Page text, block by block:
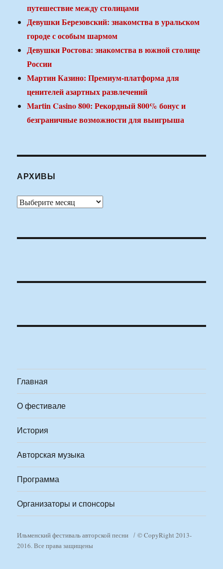
путешествие между столицами
Девушки Березовский: знакомства в уральском
городе с особым шармом
Девушки Ростова: знакомства в южной столице
России
Мартин Казино: Премиум-платформа для
ценителей азартных развлечений
Martin Casino 800: Рекордный 800% бонус и
безграничные возможности для выигрыша
АРХИВЫ
Архивы
Главная
О фестивале
История
Авторская музыка
Программа
Организаторы и спонсоры
Ильменский фестиваль авторской песни
© CopyRight 2013-
2016. Все права защищены